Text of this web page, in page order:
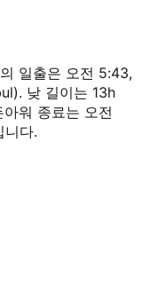
일출은 오전 5:43,
낮 길이는 13h
워 종료는 오전
니다.